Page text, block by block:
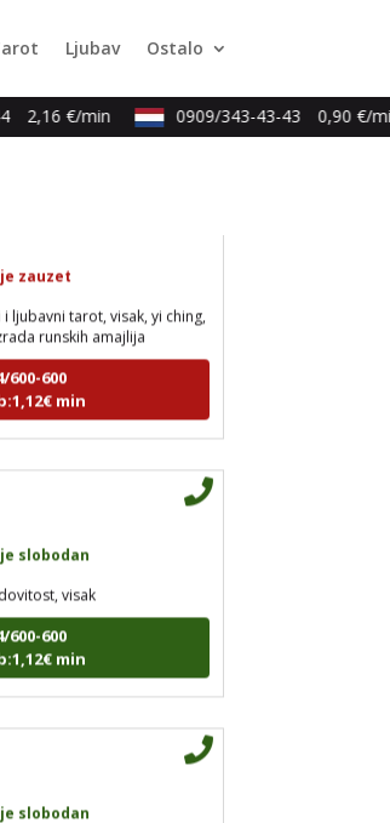
Ljubav Ostalo
2,16 €/min 0909/343-43-43 0,90 €/min
min
tarot, visak, yi ching,
runskih amajlija
600-600
min
visak
600-600
min